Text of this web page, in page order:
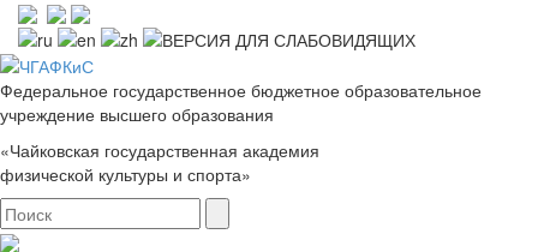
Федеральное государственное бюджетное образовательное
учреждение высшего образования
«Чайковская государственная академия
физической культуры и спорта»